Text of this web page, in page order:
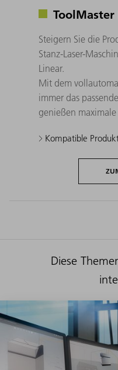
ToolMaster
Steigern Sie die
Stanz-Laser-
Linear. ​
Mit dem
immer das
genießen
Kompatible
Diese